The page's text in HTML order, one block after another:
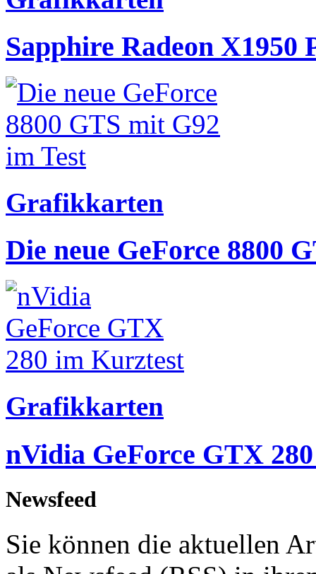
Sapphire Radeon X1950
Grafikkarten
Die neue GeForce 8800
Grafikkarten
nVidia GeForce GTX
Newsfeed
Sie können die aktuellen